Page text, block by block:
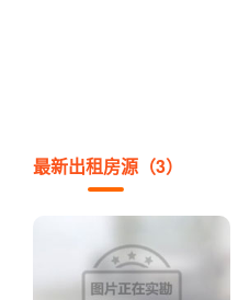
最新出租房源（3）